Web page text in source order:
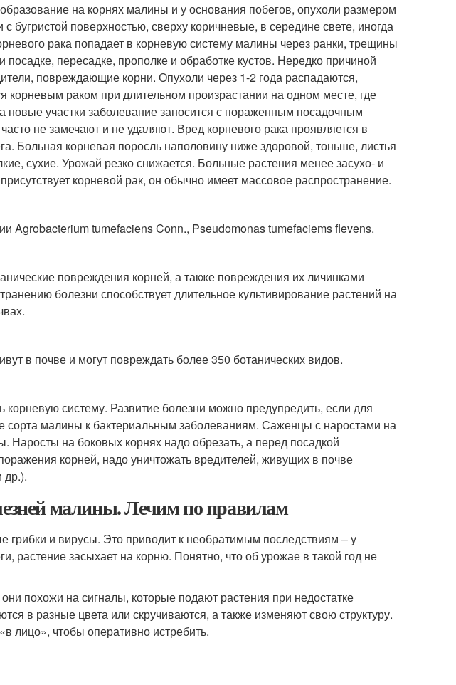
на корнях малины и у основания побегов, опухоли размером
бугристой поверхностью, сверху коричневые, в середине свете, иногда
рака попадает в корневую систему малины через ранки, трещины
посадке, пересадке, прополке и обработке кустов. Нередко причиной
повреждающие корни. Опухоли через 1-2 года распадаются,
раком при длительном произрастании на одном месте, где
новые участки заболевание заносится с пораженным посадочным
не замечают и не удаляют. Вред корневого рака проявляется в
Больная корневая поросль наполовину ниже здоровой, тоньше, листья
сухие. Урожай резко снижается. Больные растения менее засухо- и
корневой рак, он обычно имеет массовое распространение.
Agrobacterium tumefaciens Conn., Pseudomonas tumefaciems flevens.
повреждения корней, а также повреждения их личинками
болезни способствует длительное культивирование растений на
в почве и могут повреждать более 350 ботанических видов.
систему. Развитие болезни можно предупредить, если для
сорта малины к бактериальным заболеваниям. Саженцы с наростами на
Наросты на боковых корнях надо обрезать, а перед посадкой
корней, надо уничтожать вредителей, живущих в почве
др.).
малины. Лечим по правилам
грибки и вирусы. Это приводит к необратимым последствиям – у
растение засыхает на корню. Понятно, что об урожае в такой год не
похожи на сигналы, которые подают растения при недостатке
в разные цвета или скручиваются, а также изменяют свою структуру.
лицо», чтобы оперативно истребить.